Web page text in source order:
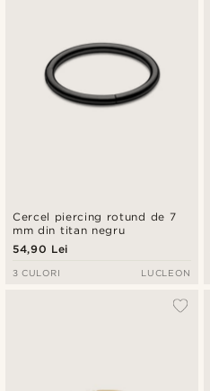
Cercel piercing rotund de 7
mm din titan negru
54,90 Lei
3 CULORI LUCLEON